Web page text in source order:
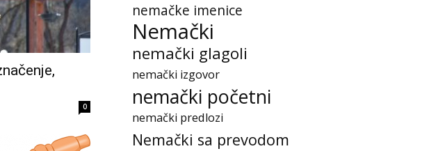
0
nemačke imenice
Nemački
nemački glagoli
nemački izgovor
nemački početni
nemački predlozi
Nemački sa prevodom